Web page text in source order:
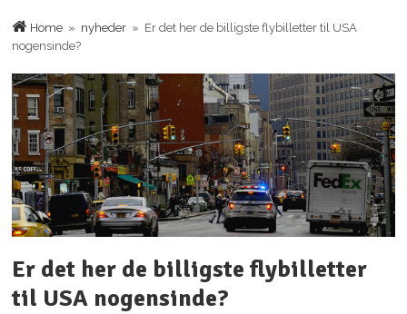
Home » nyheder » Er det her de billigste flybilletter til USA
nogensinde?
Er det her de billigste flybilletter
til USA nogensinde?